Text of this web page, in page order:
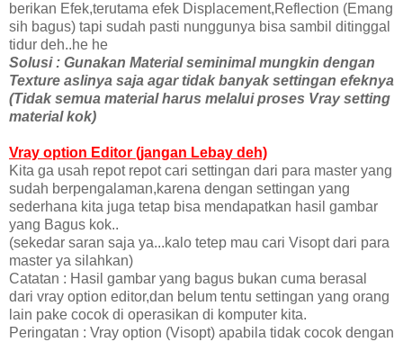
berikan Efek,terutama efek Displacement,Reflection (Emang
sih bagus) tapi sudah pasti nunggunya bisa sambil ditinggal
tidur deh..he he
Solusi : Gunakan Material seminimal mungkin dengan
Texture aslinya saja agar tidak banyak settingan efeknya
(Tidak semua material harus melalui proses Vray setting
material kok)
Vray option Editor (jangan Lebay deh)
Kita ga usah repot repot cari settingan dari para master yang
sudah berpengalaman,karena dengan settingan yang
sederhana kita juga tetap bisa mendapatkan hasil gambar
yang Bagus kok..
(sekedar saran saja ya...kalo tetep mau cari Visopt dari para
master ya silahkan)
Catatan : Hasil gambar yang bagus bukan cuma berasal
dari vray option editor,dan belum tentu settingan yang orang
lain pake cocok di operasikan di komputer kita.
Peringatan : Vray option (Visopt) apabila tidak cocok dengan